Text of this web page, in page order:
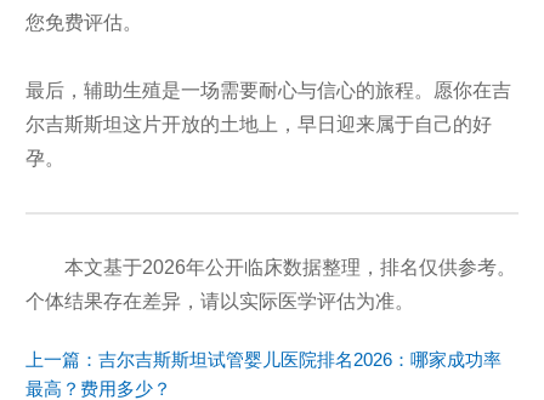
您免费评估。
最后，辅助生殖是一场需要耐心与信心的旅程。愿你在吉
尔吉斯斯坦这片开放的土地上，早日迎来属于自己的好
孕。
本文基于2026年公开临床数据整理，排名仅供参考。
个体结果存在差异，请以实际医学评估为准。
上一篇： 吉尔吉斯斯坦试管婴儿医院排名2026：哪家成功率
最高？费用多少？